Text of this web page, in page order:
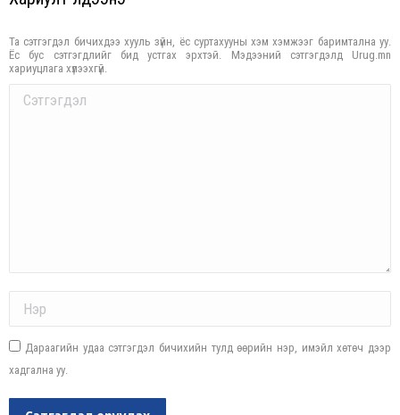
Та сэтгэгдэл бичихдээ хууль зүйн, ёс суртахууны хэм хэмжээг баримтална уу.
Ёс бус сэтгэгдлийг бид устгах эрхтэй. Мэдээний сэтгэгдэлд Urug.mn
хариуцлага хүлээхгүй.
Comment
Дараагийн удаа сэтгэгдэл бичихийн тулд өөрийн нэр, имэйл хөтөч дээр
хадгална уу.